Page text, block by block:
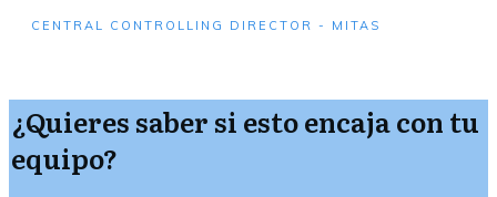
CENTRAL CONTROLLING DIRECTOR - MITAS
¿Quieres saber si esto encaja con tu
equipo?